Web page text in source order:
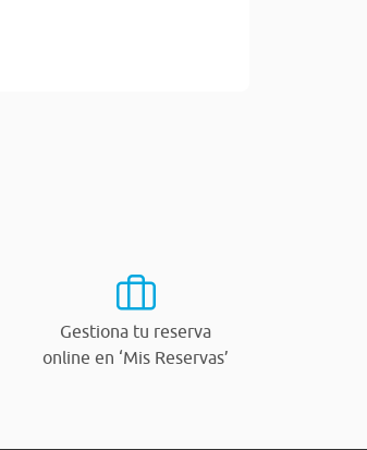
Gestiona tu reserva
online en ‘Mis Reservas’